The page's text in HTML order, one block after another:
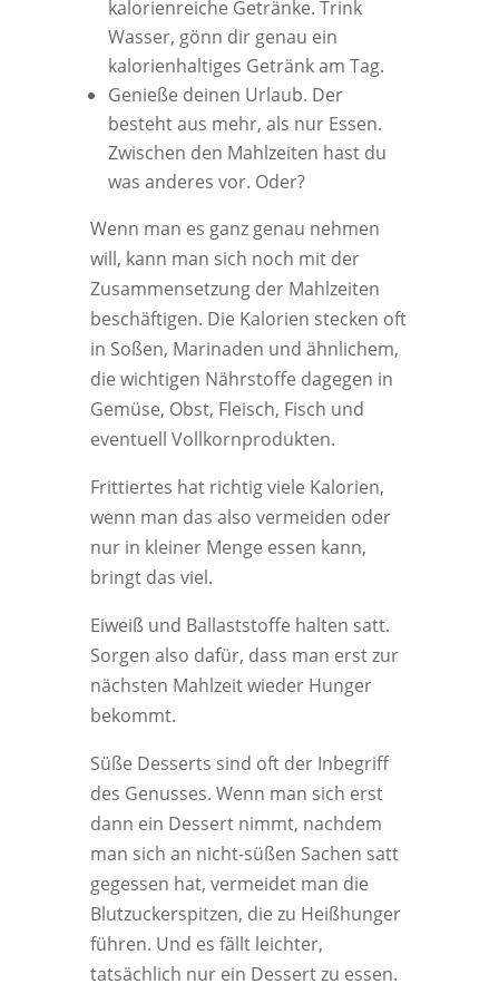
kalorienreiche Getränke. Trink
Wasser, gönn dir genau ein
kalorienhaltiges Getränk am Tag.
Genieße deinen Urlaub. Der
besteht aus mehr, als nur Essen.
Zwischen den Mahlzeiten hast du
was anderes vor. Oder?
Wenn man es ganz genau nehmen
will, kann man sich noch mit der
Zusammensetzung der Mahlzeiten
beschäftigen. Die Kalorien stecken oft
in Soßen, Marinaden und ähnlichem,
die wichtigen Nährstoffe dagegen in
Gemüse, Obst, Fleisch, Fisch und
eventuell Vollkornprodukten.
Frittiertes hat richtig viele Kalorien,
wenn man das also vermeiden oder
nur in kleiner Menge essen kann,
bringt das viel.
Eiweiß und Ballaststoffe halten satt.
Sorgen also dafür, dass man erst zur
nächsten Mahlzeit wieder Hunger
bekommt.
Süße Desserts sind oft der Inbegriff
des Genusses. Wenn man sich erst
dann ein Dessert nimmt, nachdem
man sich an nicht-süßen Sachen satt
gegessen hat, vermeidet man die
Blutzuckerspitzen, die zu Heißhunger
führen. Und es fällt leichter,
tatsächlich nur ein Dessert zu essen.